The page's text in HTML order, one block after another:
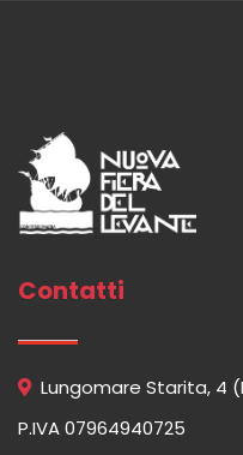
Contatti
Lungomare Starita, 4
P.IVA 07964940725